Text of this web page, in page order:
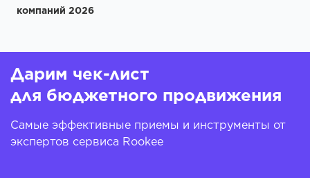
компаний 2026
Дарим чек-лист
для бюджетного продвижения
Самые эффективные приемы и инструменты от
экспертов сервиса Rookee